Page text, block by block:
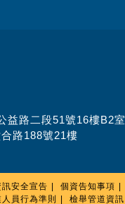
益路二段51號16樓B2室
路188號21樓
安全宣告 個資告知事項
員行為準則
檢舉管道資訊